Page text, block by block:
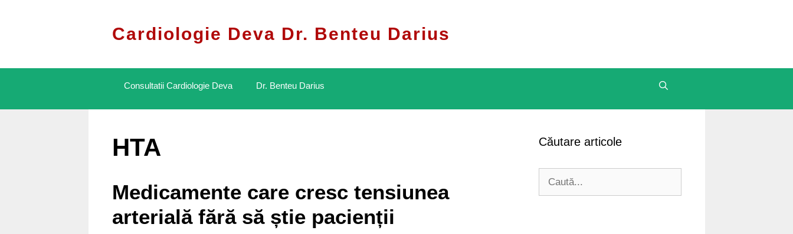
Cardiologie Deva Dr. Benteu Darius
Consultatii Cardiologie Deva Dr. Benteu Darius
HTA
Medicamente care cresc tensiunea
arterială fără să știe pacienții
Căutare articole